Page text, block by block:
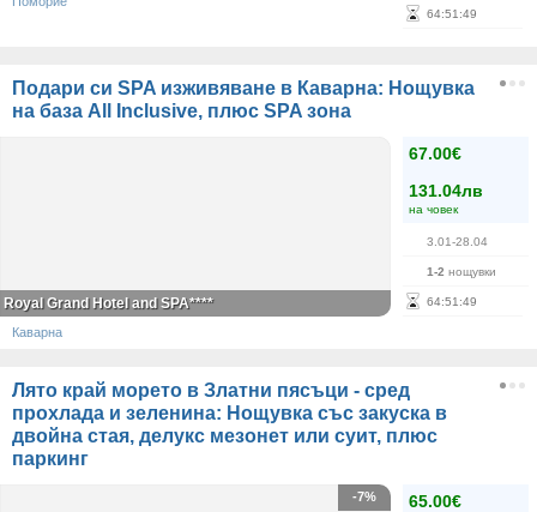
64:51 :49
Подари си SPA изживяване в Каварна: Нощувка
на база All Inclusive, плюс SPA зона
67.00€
131.04лв
на човек
3.01-28.04
1-2 нощувки
64:51 :49
Royal Grand Hotel and SPA****
Каварна
Лято край морето в Златни пясъци - сред
прохлада и зеленина: Нощувка със закуска в
двойна стая, делукс мезонет или суит, плюс
паркинг
65.00€
-7%